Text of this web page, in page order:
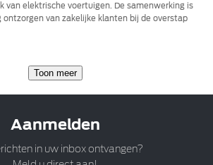
van elektrische voertuigen. De samenwerking is
van zakelijke klanten bij de overstap
Toon meer
Aanmelden
in uw inbox ontvangen?